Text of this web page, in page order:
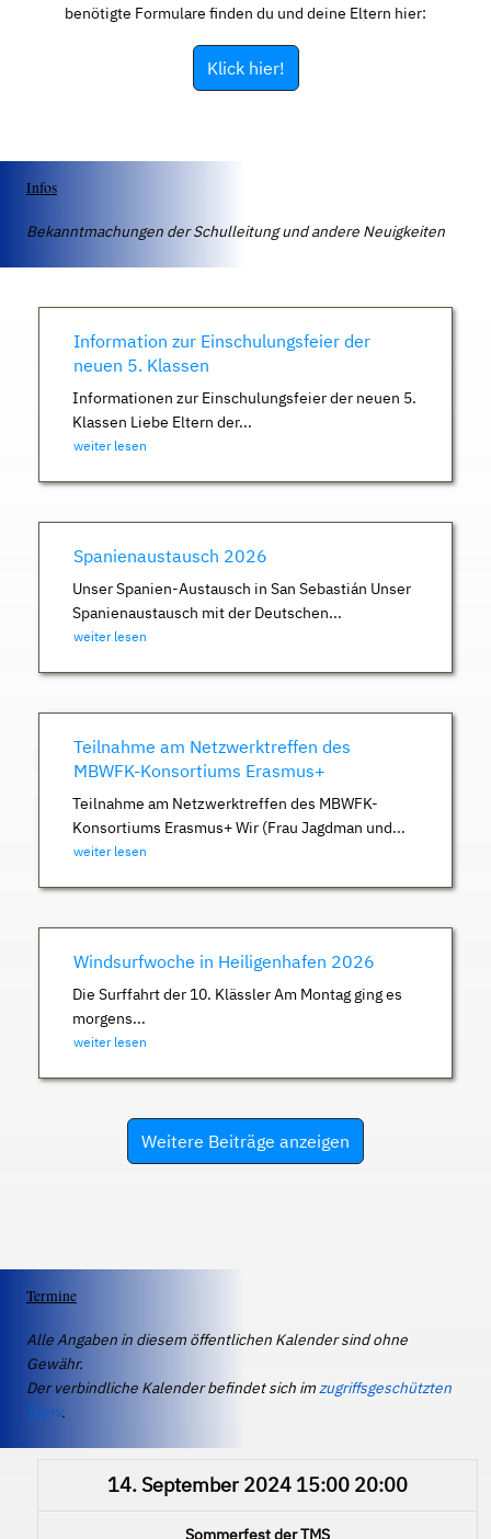
benötigte Formulare finden du und deine Eltern hier:
Klick hier!
Infos
Bekanntmachungen der Schulleitung und andere Neuigkeiten
Information zur Einschulungsfeier der
neuen 5. Klassen
Informationen zur Einschulungsfeier der neuen 5.
Klassen Liebe Eltern der...
weiter lesen
Spanienaustausch 2026
Unser Spanien-Austausch in San Sebastián Unser
Spanienaustausch mit der Deutschen...
weiter lesen
Teilnahme am Netzwerktreffen des
MBWFK-Konsortiums Erasmus+
Teilnahme am Netzwerktreffen des MBWFK-
Konsortiums Erasmus+ Wir (Frau Jagdman und...
weiter lesen
Windsurfwoche in Heiligenhafen 2026
Die Surffahrt der 10. Klässler Am Montag ging es
morgens...
weiter lesen
Weitere Beiträge anzeigen
Termine
Alle Angaben in diesem öffentlichen Kalender sind ohne
Gewähr.
Der verbindliche Kalender befindet sich imzugriffsgeschützten
IServ.
14. September 2024 15:00 20:00
Sommerfest der TMS